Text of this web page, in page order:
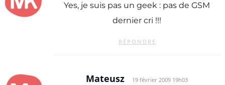
Yes, je suis pas un geek : pas de GSM
dernier cri !!!
RÉPONDRE
Mateusz 19 février 2009 19h03